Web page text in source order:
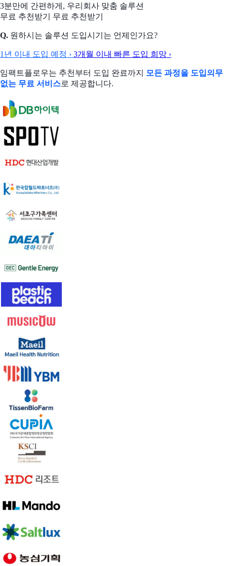
3분만에 간편하게, 우리회사 맞춤 솔루션
무료 추천받기
무료 추천받기
Q. 원하시는 솔루션 도입시기는 언제인가요?
1년 이내 도입 예정 › 3개월 이내 빠른 도입 희망 ›
임팩트플로우는 추천부터 도입 완료까지 모든 과정을 도입의무
없는 무료 서비스로 제공합니다.